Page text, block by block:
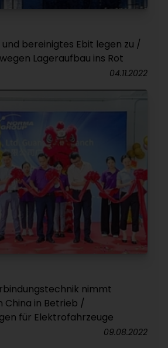
bereinigtes Ebit legen zu /
Lageraufbau ins Rot
04.11.2022
nimmt
China in Betrieb /
für Elektrofahrzeuge
09.08.2022